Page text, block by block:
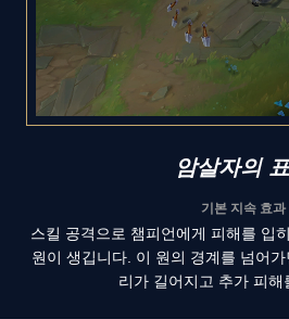
암살자의
기본 지속 효과
스킬 공격으로 챔피언에게 피해를 입
원이 생깁니다. 이 원의 경계를 넘어
리가 길어지고 추가 피해